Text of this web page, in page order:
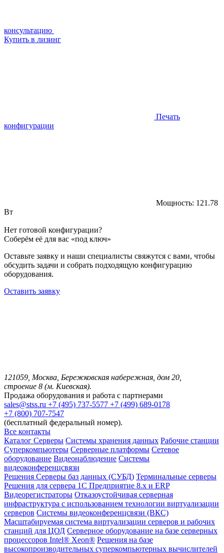
консультацию
Купить в лизинг
Печать
конфигурации
Мощность: 121.78
Вт
Нет готовой конфигурации?
Соберём её для вас «под ключ»
Оставьте заявку и наши специалисты свяжутся с вами, чтобы
обсудить задачи и собрать подходящую конфигурацию
оборудования.
Оставить заявку
121059, Москва, Бережковская набережная, дом 20,
строение 8 (м. Киевская).
Продажа оборудования и работа с партнерами
sales@stss.ru +7 (495) 737-5577 +7 (499) 689-0178
+7 (800) 707-7547
(бесплатный федеральный номер).
Все контакты
Каталог Серверы Системы хранения данных Рабочие станции
Суперкомпьютеры Серверные платформы Сетевое
оборудование Видеонаблюдение Системы
видеоконференцсвязи
Решения Серверы баз данных (СУБД) Терминальные серверы
Решения для сервера 1С Предприятие 8.x и ERP
Видеорегистраторы Отказоустойчивая серверная
инфраструктура с использованием технологии виртуализации
серверов Системы видеоконференцсвязи (ВКС)
Масштабируемая система виртуализации серверов и рабочих
станций для ЦОД Серверное оборудование на базе серверных
процессоров Intel® Xeon® Решения на базе
высокопроизводительных суперкомпьютерных вычислителей